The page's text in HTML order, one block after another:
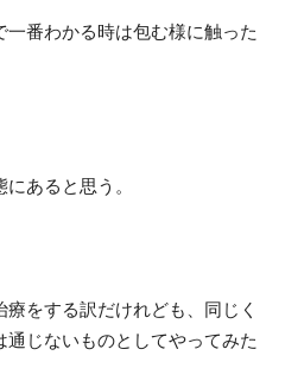
番わかる時は包む様に触った
あると思う。
をする訳だけれども、同じく
じないものとしてやってみた